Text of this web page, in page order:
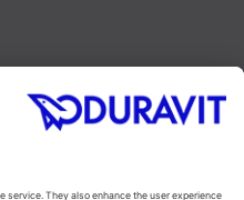
Instagram